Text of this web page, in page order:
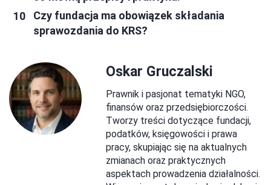
Czy fundacja ma obowiązek składania
sprawozdania do KRS?
Oskar Gruczalski
Prawnik i pasjonat tematyki NGO,
finansów oraz przedsiębiorczości.
Tworzy treści dotyczące fundacji,
podatków, księgowości i prawa
pracy, skupiając się na aktualnych
zmianach oraz praktycznych
aspektach prowadzenia działalności.